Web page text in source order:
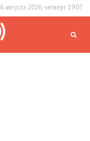
6 августа 2026, четверг 19:07